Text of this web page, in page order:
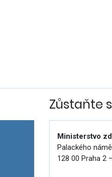
Zůstaňte
Ministerstvo
Palackého
128 00 Praha 2